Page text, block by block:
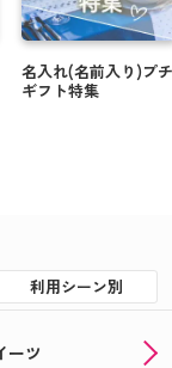
名入れ(名前入り)プチ
ギフト特集
利用シーン別
ーツ